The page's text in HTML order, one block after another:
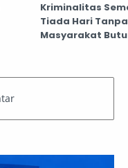
Kriminalitas
Tiada Hari
Masyarakat